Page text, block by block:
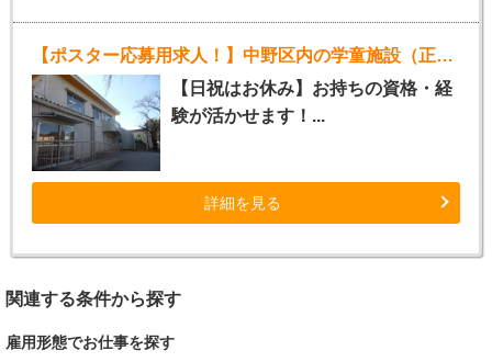
【ポスター応募用求人！】中野区内の学童施設（正社員指導員）
【日祝はお休み】お持ちの資格・経
験が活かせます！...
詳細を見る
関連する条件から探す
雇用形態でお仕事を探す